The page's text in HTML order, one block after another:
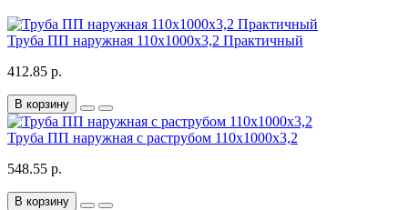
Труба ПП наружная 110х1000х3,2 Практичный
412.85 р.
В корзину
Труба ПП наружная с раструбом 110х1000х3,2
548.55 р.
В корзину